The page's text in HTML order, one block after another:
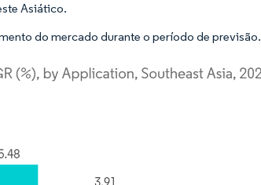
Asiático.
do mercado durante o período de previsão.